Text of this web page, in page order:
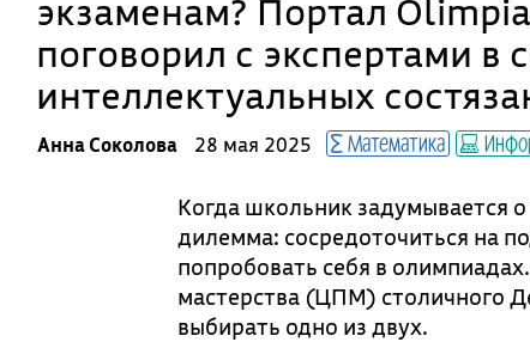
экзаменам? Портал
поговорил с экспертами
интеллектуальных
Анна Соколова 28 мая 2025 Математика
Когда школьник задумывается
дилемма: сосредоточиться на
попробовать себя в
мастерства (ЦПМ) столичного
выбирать одно из двух.